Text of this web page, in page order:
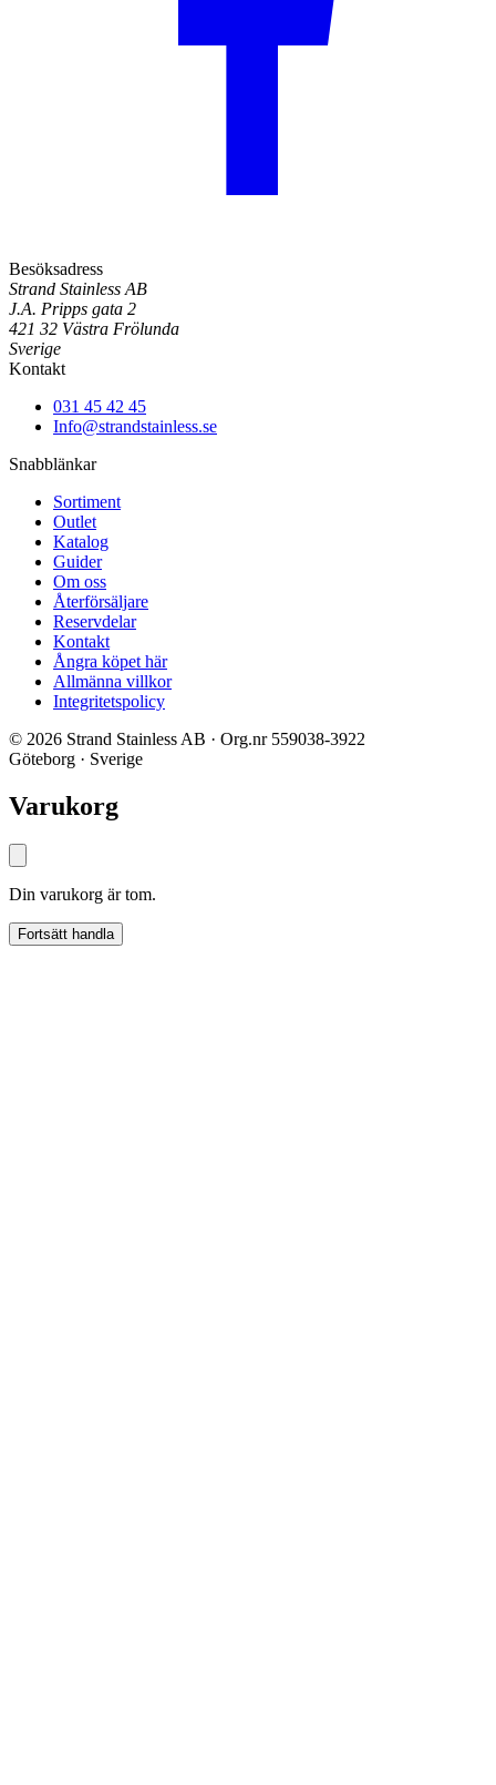
Besöksadress
Strand Stainless AB
J.A. Pripps gata 2
421 32 Västra Frölunda
Sverige
Kontakt
031 45 42 45
Info@strandstainless.se
Snabblänkar
Sortiment
Outlet
Katalog
Guider
Om oss
Återförsäljare
Reservdelar
Kontakt
Ångra köpet här
Allmänna villkor
Integritetspolicy
© 2026 Strand Stainless AB · Org.nr 559038-3922
Göteborg · Sverige
Varukorg
Din varukorg är tom.
Fortsätt handla